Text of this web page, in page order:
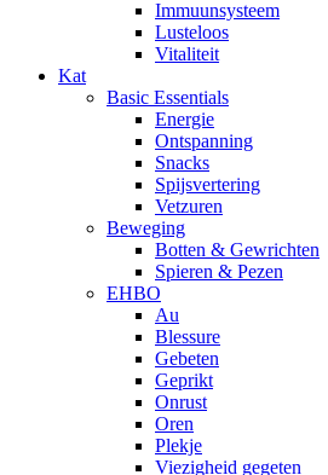
Immuunsysteem
Lusteloos
Vitaliteit
Kat
Basic Essentials
Energie
Ontspanning
Snacks
Spijsvertering
Vetzuren
Beweging
Botten & Gewrichten
Spieren & Pezen
EHBO
Au
Blessure
Gebeten
Geprikt
Onrust
Oren
Plekje
Viezigheid gegeten